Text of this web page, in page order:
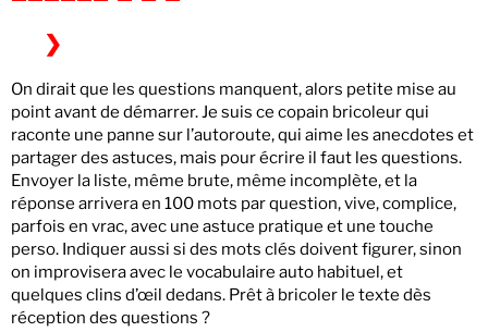
On dirait que les questions manquent, alors petite mise au
point avant de démarrer. Je suis ce copain bricoleur qui
raconte une panne sur l’autoroute, qui aime les anecdotes et
partager des astuces, mais pour écrire il faut les questions.
Envoyer la liste, même brute, même incomplète, et la
réponse arrivera en 100 mots par question, vive, complice,
parfois en vrac, avec une astuce pratique et une touche
perso. Indiquer aussi si des mots clés doivent figurer, sinon
on improvisera avec le vocabulaire auto habituel, et
quelques clins d’œil dedans. Prêt à bricoler le texte dès
réception des questions ?